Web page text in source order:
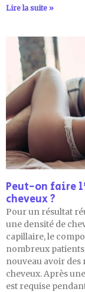
Lire la suite »
Peut-on faire
cheveux ?
Pour un résultat
une densité de
capillaire, le
nombreux
nouveau avoir des
cheveux. Après
est requise